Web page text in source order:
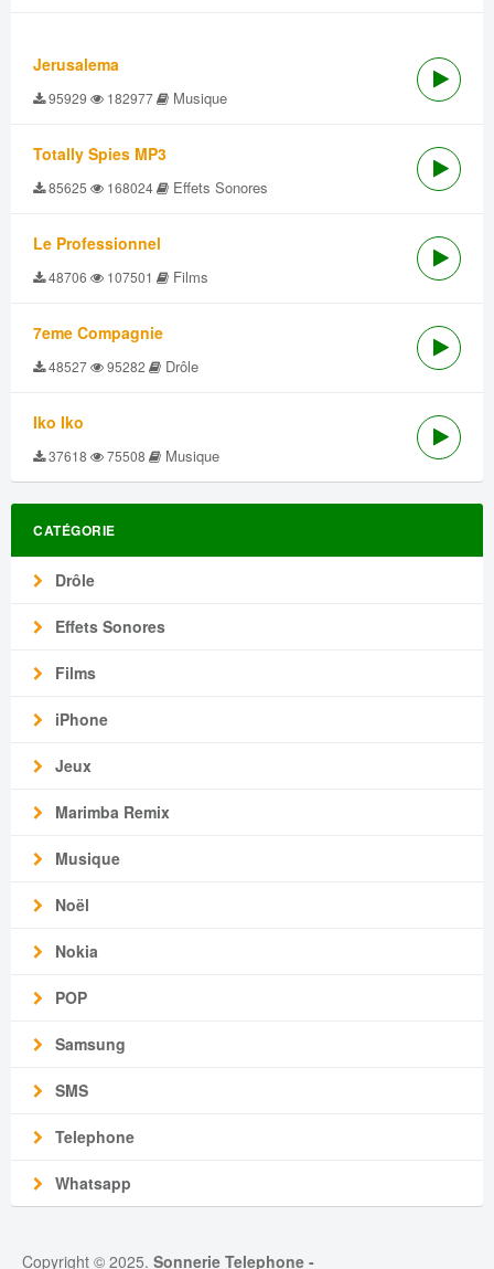
Jerusalema
95929 182977 Musique
Totally Spies MP3
85625 168024 Effets Sonores
Le Professionnel
48706 107501 Films
7eme Compagnie
48527 95282 Drôle
Iko Iko
37618 75508 Musique
CATÉGORIE
Drôle
Effets Sonores
Films
iPhone
Jeux
Marimba Remix
Musique
Noël
Nokia
POP
Samsung
SMS
Telephone
Whatsapp
Copyright © 2025. Sonnerie Telephone -